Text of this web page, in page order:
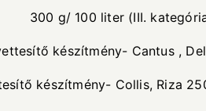
g/ 100 liter (III.
készítmény- Cantus ,
készítmény- Collis, Riza